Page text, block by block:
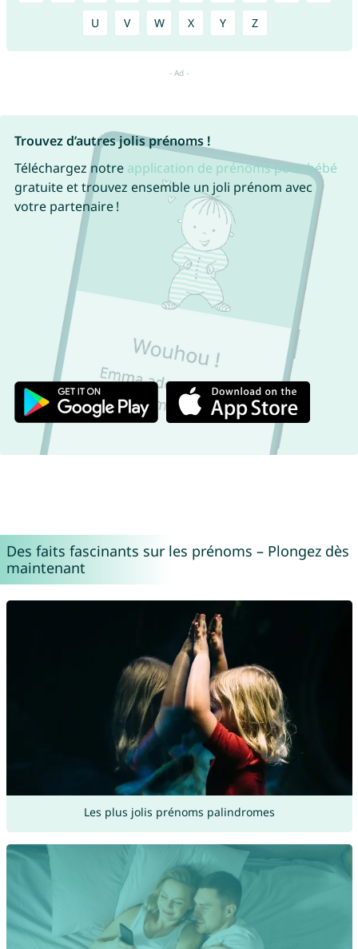
U V W X Y Z
Trouvez d’autres jolis prénoms !
Téléchargez notre application de prénoms pour bébé
gratuite et trouvez ensemble un joli prénom avec
votre partenaire !
Des faits fascinants sur les prénoms – Plongez dès
maintenant
Les plus jolis prénoms palindromes